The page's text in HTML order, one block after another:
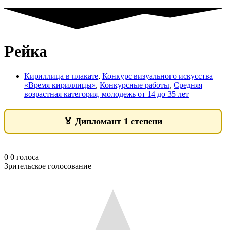
Рейка
Кириллица в плакате, Конкурс визуального искусства
«Время кириллицы», Конкурсные работы, Средняя
возрастная категория, молодежь от 14 до 35 лет
🏅 Дипломант 1 степени
0 0 голоса
Зрительское голосование